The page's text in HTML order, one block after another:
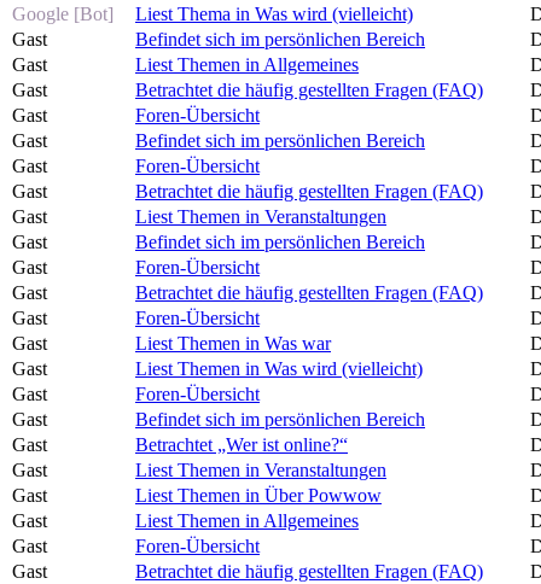
Google [Bot]
Liest Thema in Was wird (vielleicht)
Gast
Befindet sich im persönlichen Bereich
Gast
Liest Themen in Allgemeines
Gast
Betrachtet die häufig gestellten Fragen (FAQ)
Gast
Foren-Übersicht
Gast
Befindet sich im persönlichen Bereich
Gast
Foren-Übersicht
Gast
Betrachtet die häufig gestellten Fragen (FAQ)
Gast
Liest Themen in Veranstaltungen
Gast
Befindet sich im persönlichen Bereich
Gast
Foren-Übersicht
Gast
Betrachtet die häufig gestellten Fragen (FAQ)
Gast
Foren-Übersicht
Gast
Liest Themen in Was war
Gast
Liest Themen in Was wird (vielleicht)
Gast
Foren-Übersicht
Gast
Befindet sich im persönlichen Bereich
Gast
Betrachtet „Wer ist online?“
Gast
Liest Themen in Veranstaltungen
Gast
Liest Themen in Über Powwow
Gast
Liest Themen in Allgemeines
Gast
Foren-Übersicht
Gast
Betrachtet die häufig gestellten Fragen (FAQ)